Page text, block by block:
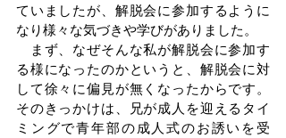
ていましたが、解脱会に参加するように
なり様々な気づきや学びがありました。
まず、なぜそんな私が解脱会に参加す
る様になったのかというと、解脱会に対
して徐々に偏見が無くなったからです。
そのきっかけは、兄が成人を迎えるタイ
ミングで青年部の成人式のお誘いを受